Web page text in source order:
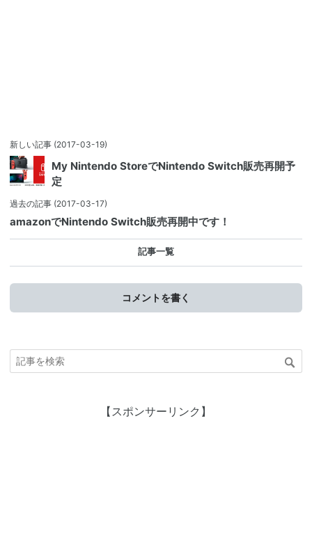
新しい記事 (2017-03-19)
My Nintendo StoreでNintendo Switch販売再開予
定
過去の記事 (2017-03-17)
amazonでNintendo Switch販売再開中です！
記事一覧
コメントを書く
【スポンサーリンク】